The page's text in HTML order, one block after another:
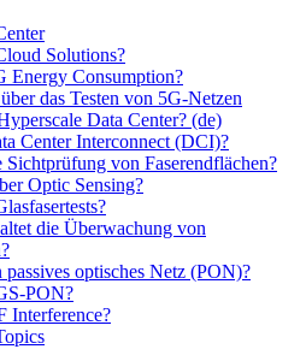
Solutions?
Energy Consumption?
das Testen von 5G-Netzen
Data Center? (de)
Center Interconnect (DCI)?
Sichtprüfung von Faserendflächen?
Optic Sensing?
die Überwachung von
passives optisches Netz (PON)?
PON?
Interference?